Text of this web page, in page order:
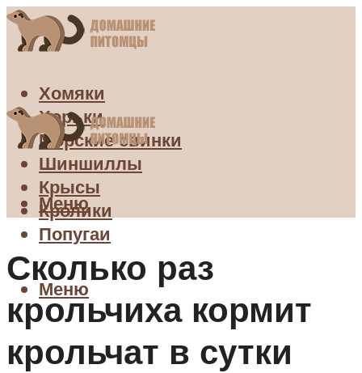
Хомяки
Хорьки
Морские свинки
Шиншиллы
Крысы
Кролики
Попугаи
Меню
Меню
Сколько раз
крольчиха кормит
крольчат в сутки